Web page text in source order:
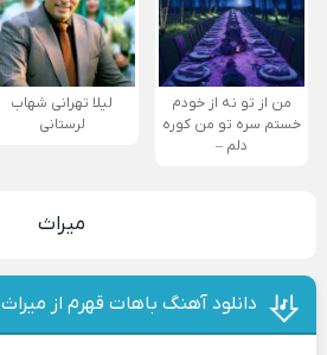
من از تو نه از خودم
خستم سره تو من کوره
دلم –
لیلا تهرانی شهاب
لرستانی
میراث
دانلود آهنگ باهات قهرم از میراث